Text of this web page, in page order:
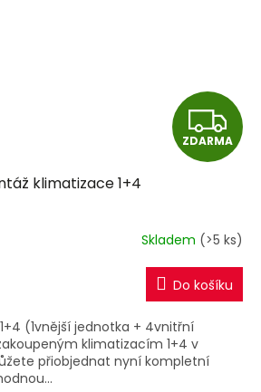
Z
D
R
M
A
ZDARMA
klimatizace 1+4
Skladem (>5 ks)
Do košíku
(1vnější jednotka + 4vnitřní
klimatizacím 1+4 v
přiobjednat nyní kompletní